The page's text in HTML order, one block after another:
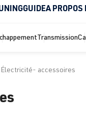
GUIDEA PROPOS
Transmission
Électricité- accessoires